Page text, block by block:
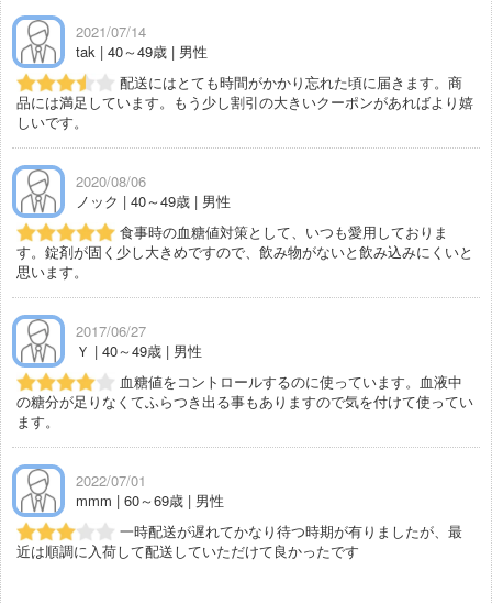
2021/07/14
tak | 40～49歳 | 男性
配送にはとても時間がかかり忘れた頃に届きます。商
品には満足しています。もう少し割引の大きいクーポンがあればより嬉
しいです。
2020/08/06
ノック | 40～49歳 | 男性
食事時の血糖値対策として、いつも愛用しておりま
す。錠剤が固く少し大きめですので、飲み物がないと飲み込みにくいと
思います。
2017/06/27
Ｙ | 40～49歳 | 男性
血糖値をコントロールするのに使っています。血液中
の糖分が足りなくてふらつき出る事もありますので気を付けて使ってい
ます。
2022/07/01
mmm | 60～69歳 | 男性
一時配送が遅れてかなり待つ時期が有りましたが、最
近は順調に入荷して配送していただけて良かったです